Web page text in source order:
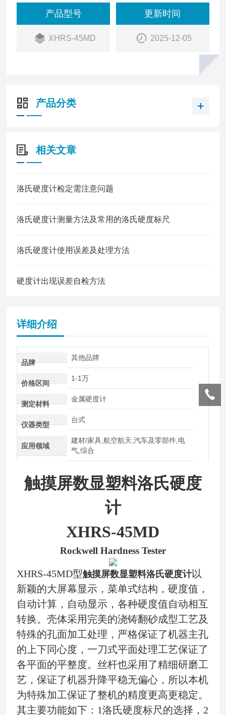
严格保证了机器主孔的上下同心度，一刀式平面处理
工艺保证了各平面的平整度。
产品型号
XHRS-45MD
更新时间
2025-12-05
产品分类
相关文章
洛氏硬度计检定需注意问题
洛氏硬度计测量方法及常用的洛氏硬度标尺
洛氏硬度计使用误差及处理方法
硬度计出现误差自检方法
详细介绍
品牌
其他品牌
价格区间
1-1万
测定材料
金属硬度计
仪器类型
台式
应用领域
建材/家具,航空航天,汽车及零部件,电
气,综合
触摸屏数显塑料洛氏硬度
计
XHRS-45MD
Rockwell Hardness Tester
XHRS-45MD型触摸屏数显塑料洛氏硬度计以
新颖的大屏幕显示，菜单式结构 ，硬度值，
自动计算，自动显示，各种硬度值自动相互
转换。壳体采用完美的浇铸翻砂成型工艺及
特殊的孔面加工处理，严格保证了机器主孔
的上下同心度，一刀式平面处理工艺保证了
各平面的平整度。丝杆也采用了精细研磨工
艺，保证了机器升降平稳无偏心，所以本机
为特殊加工保证了整机的精度更高更稳定。
其主要功能如下：1洛氏硬度标尺的选择，2